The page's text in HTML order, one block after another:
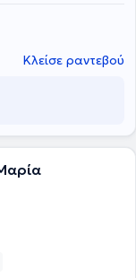
Κλείσε ραντεβού